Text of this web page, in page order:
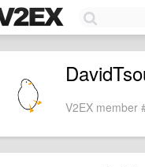
V2EX member